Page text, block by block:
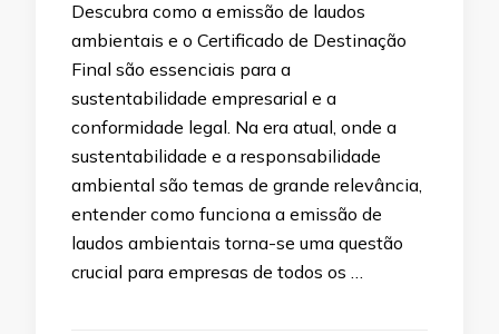
Descubra como a emissão de laudos
ambientais e o Certificado de Destinação
Final são essenciais para a
sustentabilidade empresarial e a
conformidade legal. Na era atual, onde a
sustentabilidade e a responsabilidade
ambiental são temas de grande relevância,
entender como funciona a emissão de
laudos ambientais torna-se uma questão
crucial para empresas de todos os …